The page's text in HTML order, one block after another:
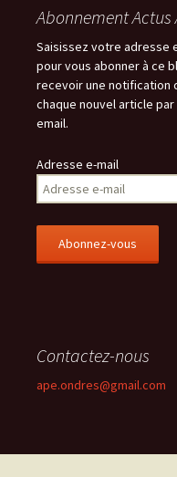
Abonnement Actus
Saisissez votre adresse
pour vous abonner à ce
recevoir une notification
chaque nouvel article par
email.
Adresse e-mail
Contactez-nous
ape.ondres@gmail.com